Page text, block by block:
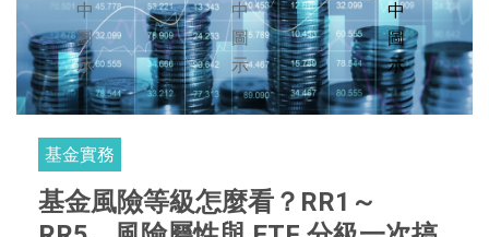
基金實務
基金風險等級怎麼看？RR1～